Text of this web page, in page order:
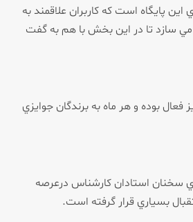
اين پايگاه است كه كاربران علاقمند به
سازد تا در اين بخش با هم به گفت
فعال بوده و هر ماه به برندگان جوايزي
سخنان استادان كارشناس درعرصه
بسياري قرار گرفته است.